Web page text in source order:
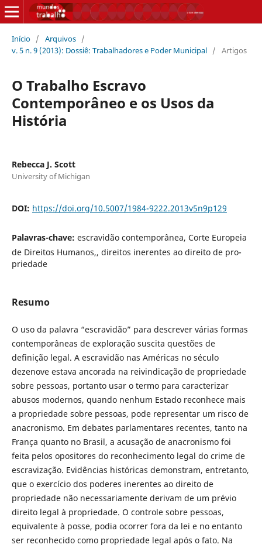
Início / Arquivos /
v. 5 n. 9 (2013): Dossiê: Trabalhadores e Poder Municipal / Artigos
O Trabalho Escravo
Contemporâneo e os Usos da
História
Rebecca J. Scott
University of Michigan
DOI: https://doi.org/10.5007/1984-9222.2013v5n9p129
Palavras-chave: escravidão contemporânea, Corte Europeia
de Direitos Humanos,, direitos inerentes ao direito de pro-
priedade
Resumo
O uso da palavra “escravidão” para descrever várias formas
contemporâneas de exploração suscita questões de
definição legal. A escravidão nas Américas no século
dezenove estava ancorada na reivindicação de propriedade
sobre pessoas, portanto usar o termo para caracterizar
abusos modernos, quando nenhum Estado reconhece mais
a propriedade sobre pessoas, pode representar um risco de
anacronismo. Em debates parlamentares recentes, tanto na
França quanto no Brasil, a acusação de anacronismo foi
feita pelos opositores do reconhecimento legal do crime de
escravização. Evidências históricas demonstram, entretanto,
que o exercício dos poderes inerentes ao direito de
propriedade não necessariamente derivam de um prévio
direito legal à propriedade. O controle sobre pessoas,
equivalente à posse, podia ocorrer fora da lei e no entanto
ser reconhecido como propriedade legal após o fato. Na